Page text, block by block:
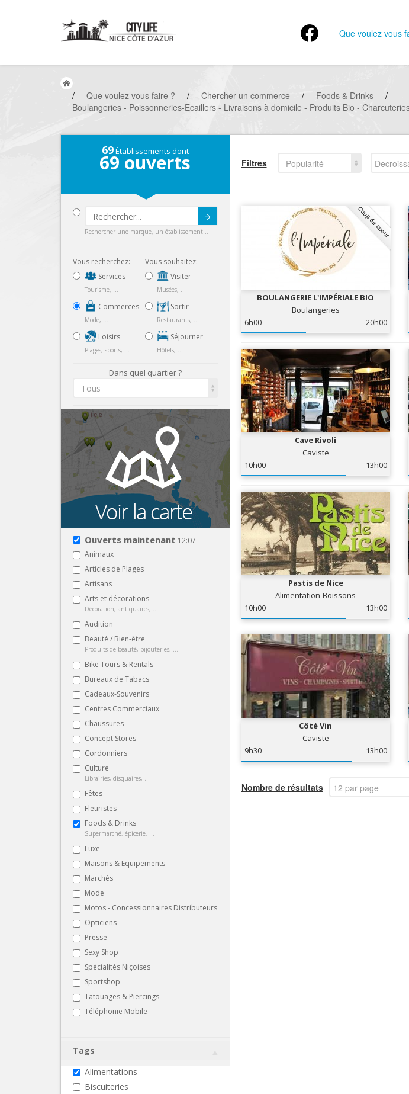
Que voulez vous
/ Que voulez vous faire ? / Chercher un commerce / Foods & Drinks
/
Boulangeries - Poissonneries-Ecaillers - Livraisons à domicile - Produits Bio -
69Établissements dont
69 ouverts
Rechercher une marque, un établissement...
Vous recherchez:
Services
Tourisme, ...
Commerces
Mode, ...
Loisirs
Plages, sports, ...
Vous souhaitez:
Visiter
Musées, ...
Sortir
Restaurants, ...
Séjourner
Hôtels, ...
Dans quel quartier ?
Tous
Ouverts maintenant 12:07
Animaux
Articles de Plages
Artisans
Arts et décorations
Décoration, antiquaires, ...
Audition
Beauté / Bien-être
Produits de beauté, bijouteries, ...
Bike Tours & Rentals
Bureaux de Tabacs
Cadeaux-Souvenirs
Centres Commerciaux
Chaussures
Concept Stores
Cordonniers
Culture
Librairies, disquaires, ...
Fêtes
Fleuristes
Foods & Drinks
Supermarché, épicerie, ...
Luxe
Maisons & Equipements
Marchés
Mode
Motos - Concessionnaires Distributeurs
Opticiens
Presse
Sexy Shop
Spécialités Niçoises
Sportshop
Tatouages & Piercings
Téléphonie Mobile
Tags
Alimentations
Biscuiteries
Filtres Popularité
Coup de coeur
BOULANGERIE L'IMPÉRIALE BIO
Boulangeries
6h00
20h00
Cave Rivoli
Caviste
10h00
13h00
Pastis de Nice
Alimentation-Boissons
10h00
13h00
Côté Vin
Caviste
9h30
13h00
Nombre de résultats 12 par page